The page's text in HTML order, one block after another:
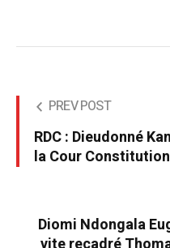
PREV POST
RDC : Dieudonné
la Cour
Diomi Ndongala